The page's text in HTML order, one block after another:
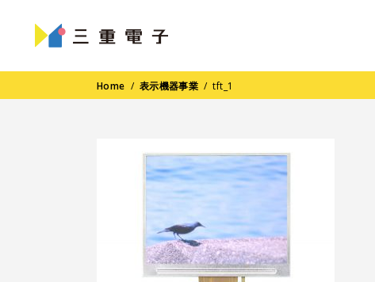
Home / 表示機器事業 /tft_1